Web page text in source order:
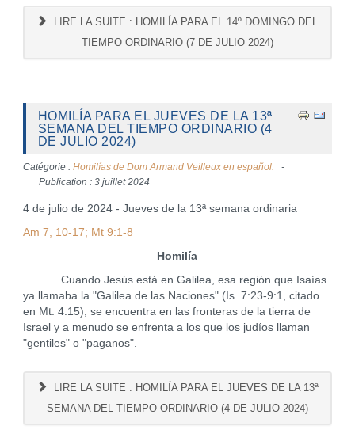
LIRE LA SUITE : HOMILÍA PARA EL 14º DOMINGO DEL
TIEMPO ORDINARIO (7 DE JULIO 2024)
HOMILÍA PARA EL JUEVES DE LA 13ª
SEMANA DEL TIEMPO ORDINARIO (4
DE JULIO 2024)
Catégorie : Homilías de Dom Armand Veilleux en español.
Publication : 3 juillet 2024
4 de julio de 2024 - Jueves de la 13ª semana ordinaria
Am 7, 10-17; Mt 9:1-8
Homilía
Cuando Jesús está en Galilea, esa región que Isaías
ya llamaba la "Galilea de las Naciones" (Is. 7:23-9:1, citado
en Mt. 4:15), se encuentra en las fronteras de la tierra de
Israel y a menudo se enfrenta a los que los judíos llaman
"gentiles" o "paganos".
LIRE LA SUITE : HOMILÍA PARA EL JUEVES DE LA 13ª
SEMANA DEL TIEMPO ORDINARIO (4 DE JULIO 2024)